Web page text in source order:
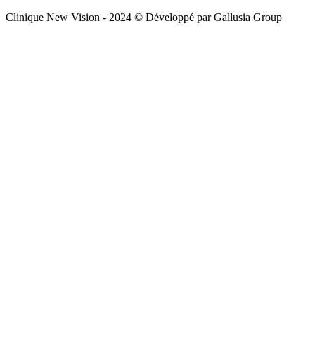
Clinique New Vision - 2024 © Développé par Gallusia Group